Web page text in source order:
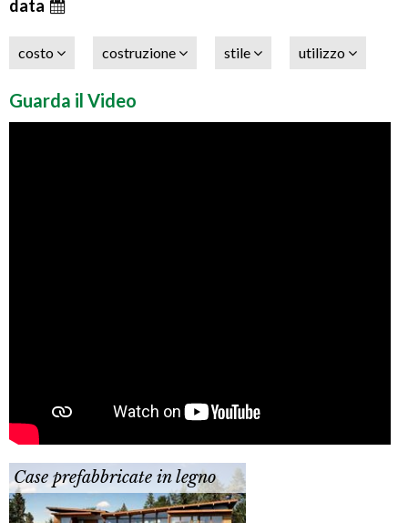
data
costo costruzione stile utilizzo
Guarda il Video
Case prefabbricate in legno